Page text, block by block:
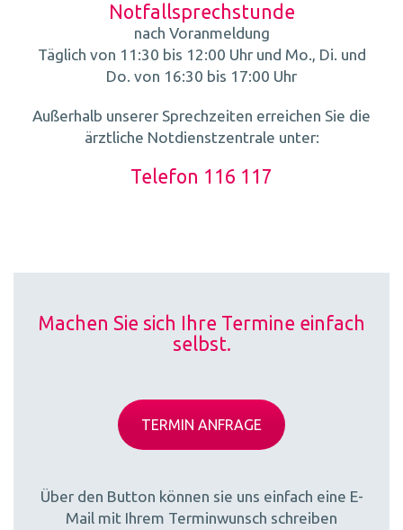
Notfallsprechstunde
nach Voranmeldung
Täglich von 11:30 bis 12:00 Uhr und Mo., Di. und
Do. von 16:30 bis 17:00 Uhr
Außerhalb unserer Sprechzeiten erreichen Sie die
ärztliche Notdienstzentrale unter:
Telefon 116 117
Machen Sie sich Ihre Termine einfach
selbst.
TERMIN ANFRAGE
Über den Button können sie uns einfach eine E-
Mail mit Ihrem Terminwunsch schreiben